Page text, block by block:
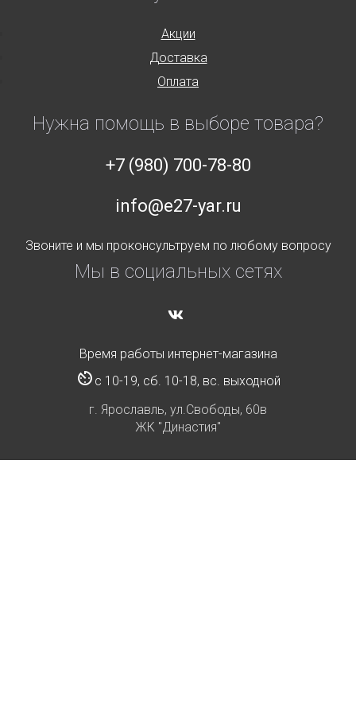
Акции
Доставка
Оплата
Нужна помощь в выборе товара?
+7 (980) 700-78-80
info@e27-yar.ru
Звоните и мы проконсультруем по любому вопросу
Мы в социальных сетях
Время работы интернет-магазина
с 10-19, сб. 10-18, вс. выходной
г. Ярославль, ул.Свободы, 60в
ЖК "Династия"